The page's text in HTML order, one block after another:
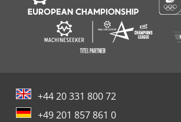
+44 20 331 800 72
+49 201 857 861 0